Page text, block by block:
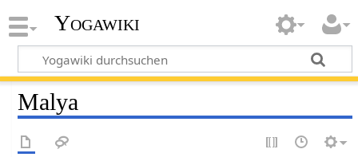
Yogawiki
Malya